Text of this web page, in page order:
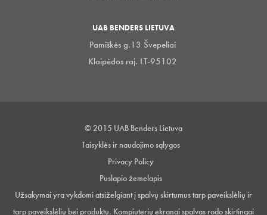
UAB BENDERS LIETUVA
Pamiškės g.13 Švepeliai
Klaipėdos raj. LT-95102
© 2015 UAB Benders Lietuva
Taisyklės ir naudojimo sąlygos
Privacy Policy
Puslapio žemelapis
Užsakymai yra vykdomi atsiželgiant į spalvų skirtumus tarp paveikslėlių ir
tarp paveikslėlių bei produktų. Kompiuterių ekranai spalvas rodo skirtingai